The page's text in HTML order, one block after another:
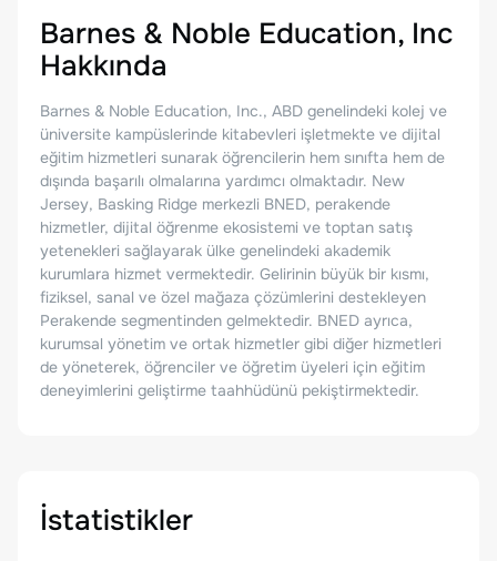
Barnes & Noble Education, Inc
Hakkında
Barnes & Noble Education, Inc., ABD genelindeki kolej ve
üniversite kampüslerinde kitabevleri işletmekte ve dijital
eğitim hizmetleri sunarak öğrencilerin hem sınıfta hem de
dışında başarılı olmalarına yardımcı olmaktadır. New
Jersey, Basking Ridge merkezli BNED, perakende
hizmetler, dijital öğrenme ekosistemi ve toptan satış
yetenekleri sağlayarak ülke genelindeki akademik
kurumlara hizmet vermektedir. Gelirinin büyük bir kısmı,
fiziksel, sanal ve özel mağaza çözümlerini destekleyen
Perakende segmentinden gelmektedir. BNED ayrıca,
kurumsal yönetim ve ortak hizmetler gibi diğer hizmetleri
de yöneterek, öğrenciler ve öğretim üyeleri için eğitim
deneyimlerini geliştirme taahhüdünü pekiştirmektedir.
İstatistikler